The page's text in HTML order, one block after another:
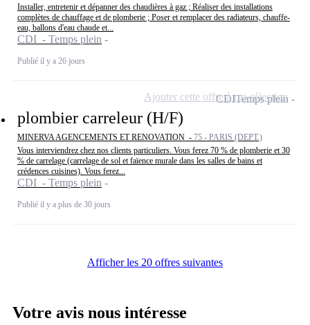
Installer, entretenir et dépanner des chaudières à gaz ; Réaliser des installations
complètes de chauffage et de plomberie ; Poser et remplacer des radiateurs, chauffe-
eau, ballons d'eau chaude et...
CDI - Temps plein
Publié il y a 26 jours
plombier carreleur (H/F)
MINERVA AGENCEMENTS ET RENOVATION - 75 - PARIS (DEPT.)
Vous interviendrez chez nos clients particuliers. Vous ferez 70 % de plomberie et 30
% de carrelage (carrelage de sol et faïence murale dans les salles de bains et
crédences cuisines). Vous ferez...
CDI - Temps plein
Publié il y a plus de 30 jours
CDITemps plein
Ajouter cette offre à ma sélection
Afficher les 20 offres suivantes
Votre avis nous intéresse